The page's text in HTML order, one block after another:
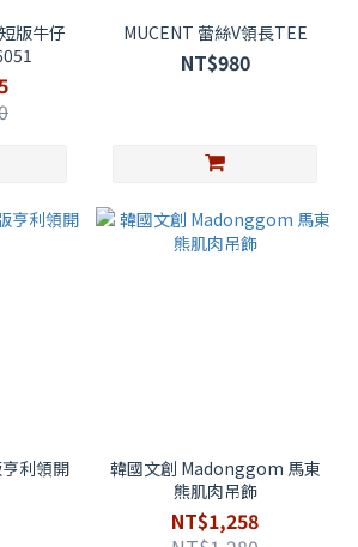
版牛仔
MUCENT 蕾絲V領長TEE
NT$980
利領開
韓國文創 Madonggom 馬東
熊肌肉吊飾
NT$1,258